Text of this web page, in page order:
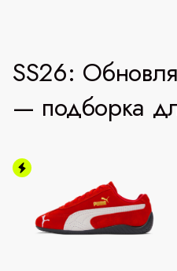
SS26:
— подборка